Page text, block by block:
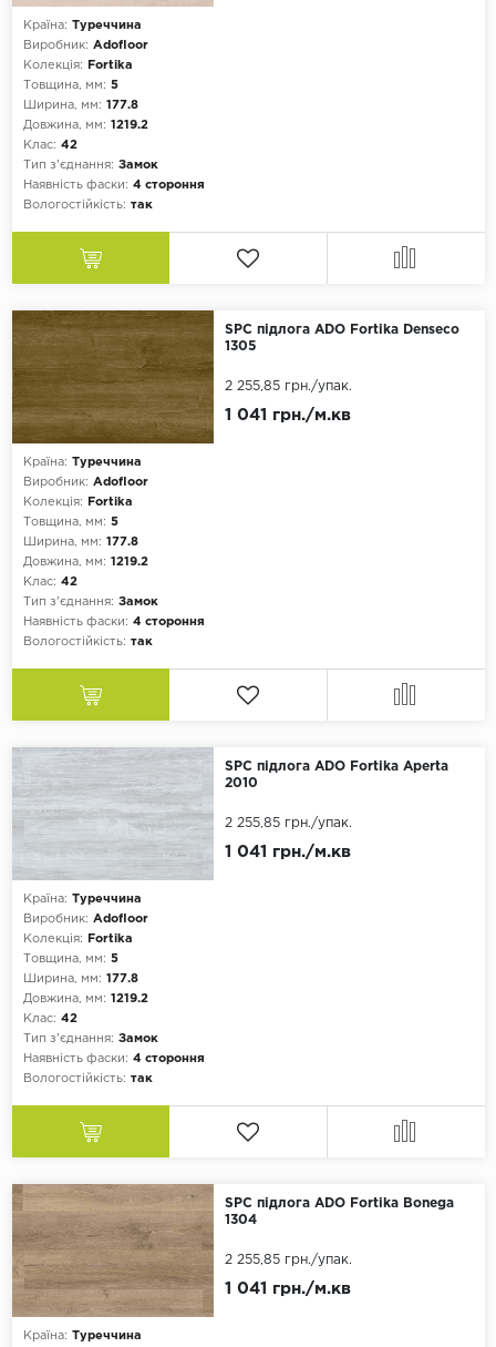
Країна: Туреччина
Виробник: Adofloor
Колекція:
Fortika
Товщина, мм: 5
Ширина, мм: 177.8
Довжина, мм: 1219.2
Клас: 42
Тип з'єднання: Замок
Наявність фаски: 4 стороння
Вологостійкість: так
SPC підлога ADO Fortika Denseco
1305
Країна: Туреччина
Виробник: Adofloor
Колекція:
Fortika
Товщина, мм: 5
Ширина, мм: 177.8
Довжина, мм: 1219.2
Клас: 42
Тип з'єднання: Замок
Наявність фаски: 4 стороння
Вологостійкість: так
1 041 грн./м.кв
2 255,85 грн./упак.
SPC підлога ADO Fortika Aperta
2010
Країна: Туреччина
Виробник: Adofloor
Колекція:
Fortika
Товщина, мм: 5
Ширина, мм: 177.8
Довжина, мм: 1219.2
Клас: 42
Тип з'єднання: Замок
Наявність фаски: 4 стороння
Вологостійкість: так
1 041 грн./м.кв
2 255,85 грн./упак.
SPC підлога ADO Fortika Bonega
1304
Країна: Туреччина
1 041 грн./м.кв
2 255,85 грн./упак.